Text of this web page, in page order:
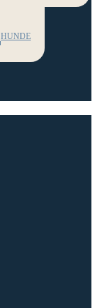
HUNDE